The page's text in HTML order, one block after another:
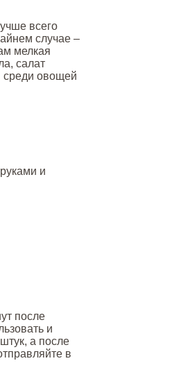
всего
случае –
мелкая
салат
среди овощей
и
после
и
а после
в